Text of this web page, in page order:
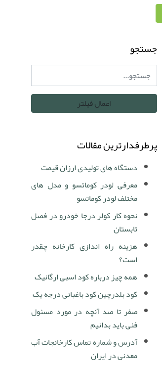
جستجو
پرطرفدارترین مقالات
دستگاه های تولیدی ارزان قیمت
معرفی لودر کوماتسو و مدل های
مختلف لودر کوماتسو
نحوه کار کولر درجا خودرو در فصل
تابستان
هزینه راه اندازی کارخانه چقدر
است؟
همه چیز درباره کود اسبی ارگانیک
کود بلدرچین کود باغبانی درجه یک
صفر تا صد آنچه در مورد مسئول
فنی باید بدانیم
آدرس و شماره تماس کارخانجات آب
معدنی در ایران